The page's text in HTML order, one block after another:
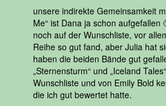
unsere indirekte Gemeinsamkeit
Me“ ist Dana ja schon aufgefallen
noch auf der Wunschliste, vor
Reihe so gut fand, aber Julia hat
haben die beiden Bände gut
„Sternensturm“ und „Iceland
Wunschliste und von Emily Bold
die ich gut bewertet hatte.